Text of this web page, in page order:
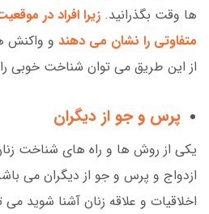
ها وقت بگذرانید. زیرا افراد در
متفاوتی را نشان می دهند و واکنش
از این طریق می توان شناخت خوبی
پرس و جو از دیگران
یکی از روش ها و راه های شناخت
ازدواج و پرس و جو از دیگران می
اخلاقیات و علاقه زنان آشنا شوید می